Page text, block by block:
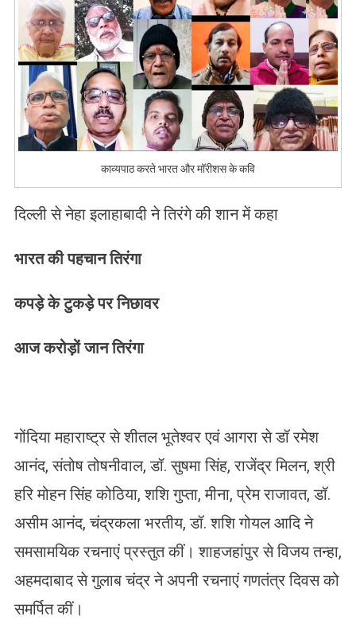
काव्यपाठ करते भारत और मॉरीशस के कवि
दिल्ली से नेहा इलाहाबादी ने तिरंगे की शान में कहा
भारत की पहचान तिरंगा
कपड़े के टुकड़े पर निछावर
आज करोड़ों जान तिरंगा
गोंदिया महाराष्ट्र से शीतल भूतेश्वर एवं आगरा से डॉ रमेश
आनंद, संतोष तोषनीवाल, डॉ. सुषमा सिंह, राजेंद्र मिलन, श्री
हरि मोहन सिंह कोठिया, शशि गुप्ता, मीना, प्रेम राजावत, डॉ.
असीम आनंद, चंद्रकला भरतीय, डॉ. शशि गोयल आदि ने
समसामयिक रचनाएं प्रस्तुत कीं। शाहजहांपुर से विजय तन्हा,
अहमदाबाद से गुलाब चंद्र ने अपनी रचनाएं गणतंत्र दिवस को
समर्पित कीं।